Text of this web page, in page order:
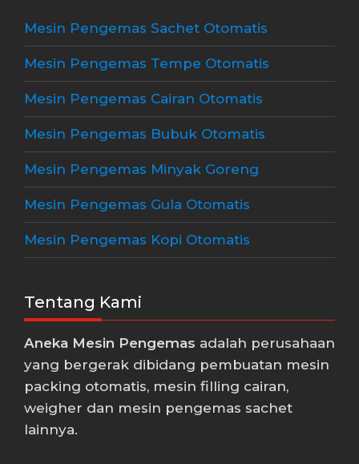
Mesin Pengemas Sachet Otomatis
Mesin Pengemas Tempe Otomatis
Mesin Pengemas Cairan Otomatis
Mesin Pengemas Bubuk Otomatis
Mesin Pengemas Minyak Goreng
Mesin Pengemas Gula Otomatis
Mesin Pengemas Kopi Otomatis
Tentang Kami
Aneka Mesin Pengemas adalah perusahaan
yang bergerak dibidang pembuatan mesin
packing otomatis, mesin filling cairan,
weigher dan mesin pengemas sachet
lainnya.